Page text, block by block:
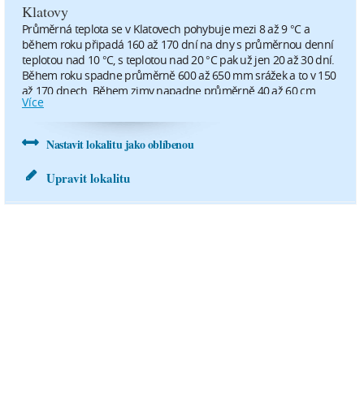
30°C
18 °C
1.8 m/s
33°C
20 °C
2.1 m/s
pátek
Klatovy
Průměrná teplota se v Klatovech pohybuje mezi 8 až 9 °C a
během roku připadá 160 až 170 dní na dny s průměrnou denní
teplotou nad 10 °C, s teplotou nad 20 °C pak už jen 20 až 30 dní.
Během roku spadne průměrně 600 až 650 mm srážek a to v 150
až 170 dnech. Během zimy napadne průměrně 40 až 60 cm
nového sněhu během 50 až 60 dní se sněžením. První sněžení
bývá zaznamenáváno v druhé dekádě listopadu, to poslední pak
v druhé dekádě dubna. Klatovy řadíme do mírně teplé
klimatické oblasti s mírně suchou podoblastí.
Více
Nastavit lokalitu jako oblíbenou
Upravit lokalitu